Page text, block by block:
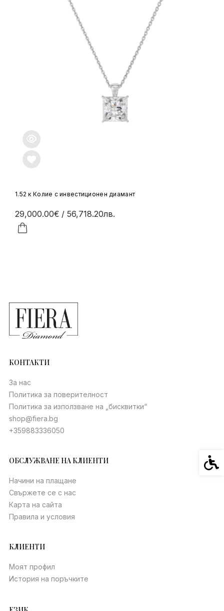
1.52 к Колие с инвестиционен диамант
29,000.00€ / 56,718.20лв.
КОНТАКТИ
За нас
Политика за поверителност
Политика за използване на „бисквитки“
shop@fiera.bg
+359883336050
ОБСЛУЖВАНЕ НА КЛИЕНТИ
Начини на плащане
Свържете се с нас
Карта на сайта
Правила и условия
КЛИЕНТИ
Моят профил
История на поръчките